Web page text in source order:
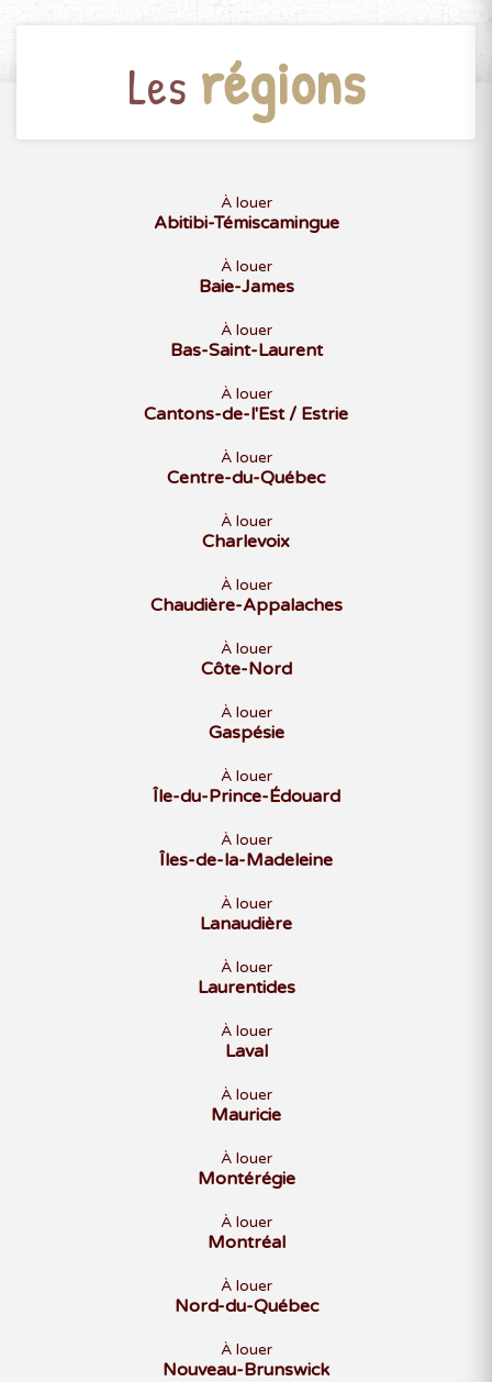
Les régions
À louer
Abitibi-Témiscamingue
À louer
Baie-James
À louer
Bas-Saint-Laurent
À louer
Cantons-de-l'Est / Estrie
À louer
Centre-du-Québec
À louer
Charlevoix
À louer
Chaudière-Appalaches
À louer
Côte-Nord
À louer
Gaspésie
À louer
Île-du-Prince-Édouard
À louer
Îles-de-la-Madeleine
À louer
Lanaudière
À louer
Laurentides
À louer
Laval
À louer
Mauricie
À louer
Montérégie
À louer
Montréal
À louer
Nord-du-Québec
À louer
Nouveau-Brunswick